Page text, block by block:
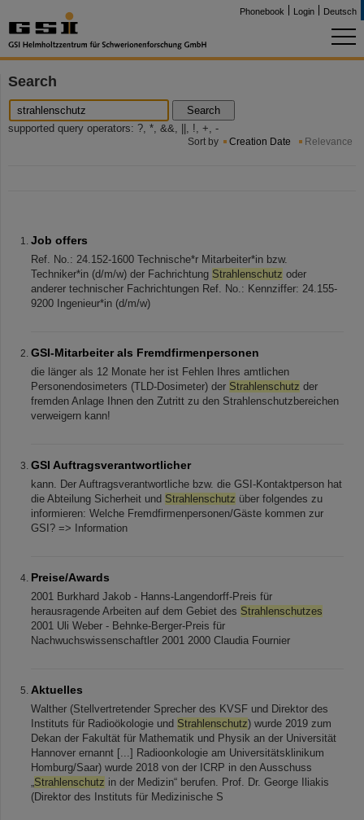
Phonebook Login Deutsch
Search
Search
supported query operators: ?, *, &&, ||, !, +, -
Sort by
Creation Date Relevance
Job offers
Ref. No.: 24.152-1600 Technische*r Mitarbeiter*in bzw.
Techniker*in (d/m/w) der Fachrichtung Strahlenschutz oder
anderer technischer Fachrichtungen Ref. No.: Kennziffer: 24.155-
9200 Ingenieur*in (d/m/w)
GSI-Mitarbeiter als Fremdfirmenpersonen
die länger als 12 Monate her ist Fehlen Ihres amtlichen
Personendosimeters (TLD-Dosimeter) der Strahlenschutz der
fremden Anlage Ihnen den Zutritt zu den Strahlenschutzbereichen
verweigern kann!
GSI Auftragsverantwortlicher
kann. Der Auftragsverantwortliche bzw. die GSI-Kontaktperson hat
die Abteilung Sicherheit und Strahlenschutz über folgendes zu
informieren: Welche Fremdfirmenpersonen/Gäste kommen zur
GSI? => Information
Preise/Awards
2001 Burkhard Jakob - Hanns-Langendorff-Preis für
herausragende Arbeiten auf dem Gebiet des Strahlenschutzes
2001 Uli Weber - Behnke-Berger-Preis für
Nachwuchswissenschaftler 2001 2000 Claudia Fournier
Aktuelles
Walther (Stellvertretender Sprecher des KVSF und Direktor des
Instituts für Radioökologie und Strahlenschutz) wurde 2019 zum
Dekan der Fakultät für Mathematik und Physik an der Universität
Hannover ernannt [...] Radioonkologie am Universitätsklinikum
Homburg/Saar) wurde 2018 von der ICRP in den Ausschuss
„Strahlenschutz in der Medizin“ berufen. Prof. Dr. George Iliakis
(Direktor des Instituts für Medizinische S